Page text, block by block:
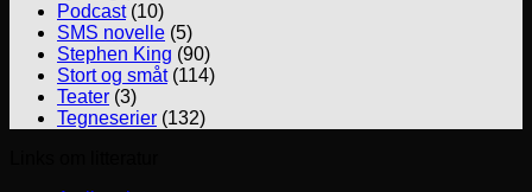
Podcast(10)
SMS novelle (5)
Stephen King (90)
Stort og småt(114)
Teater (3)
Tegneserier (132)